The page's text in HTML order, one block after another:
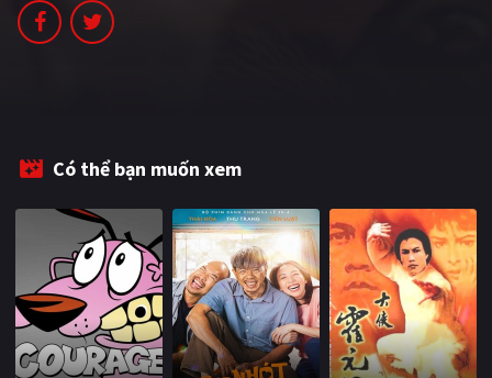
PHIM CHIẾU RẠP
Có thể bạn muốn xem